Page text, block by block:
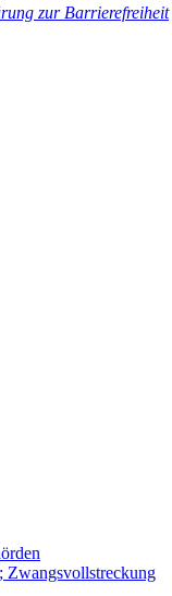
Zwangs­voll­stre­ckung
zur Barrierefreiheit